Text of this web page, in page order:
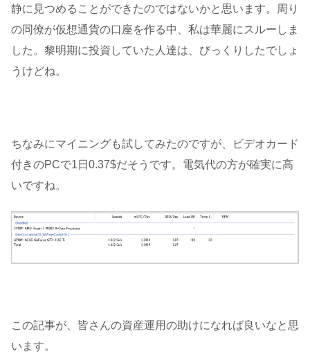
静に見つめることができたのではないかと思います。周り
の同僚が仮想通貨の口座を作る中、私は華麗にスルーしま
した。黎明期に投資していた人達は、びっくりしたでしょ
うけどね。
ちなみにマイニングも試してみたのですが、ビデオカード
付きのPCで1日0.37$だそうです。電気代の方が確実に高
いですね。
この記事が、皆さんの資産運用の助けになれば良いなと思
います。